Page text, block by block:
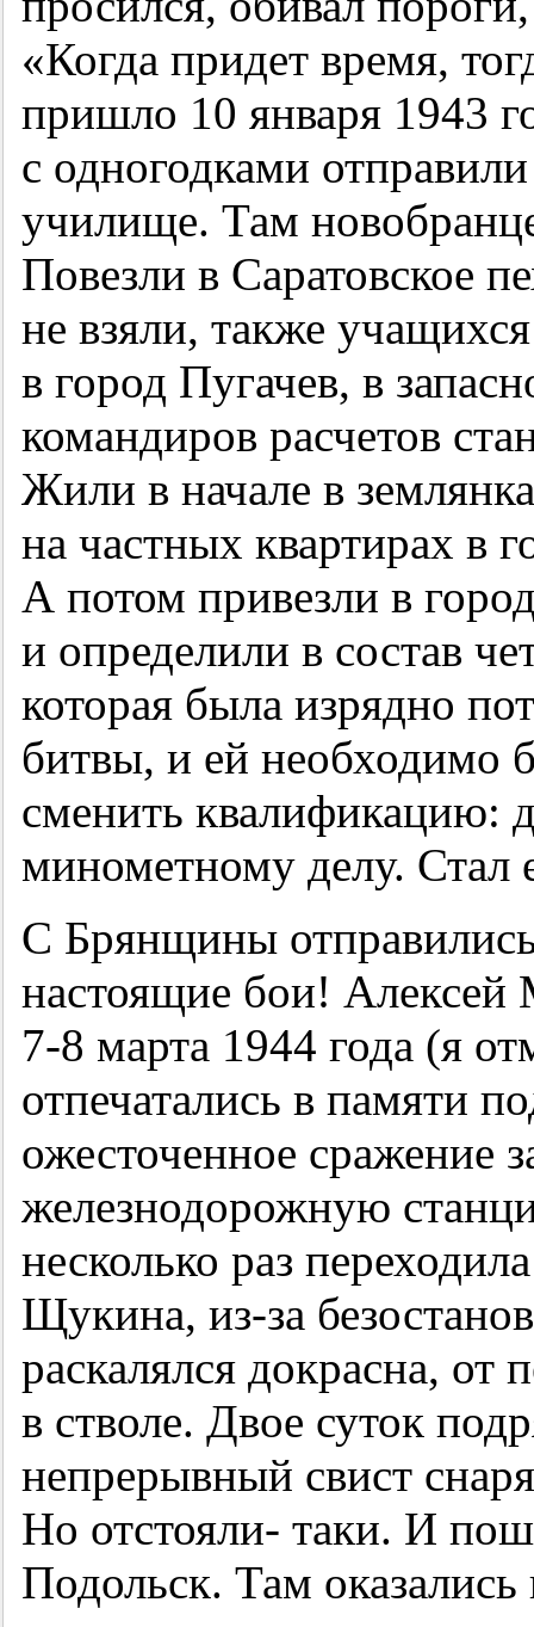
«Когда придет время,
пришло 10 января 1943
с одногодками
училище. Там
Повезли в Саратовское
не взяли, также
в город Пугачев, в
командиров расчетов
Жили в начале в
на частных квартирах в
А потом привезли в
и определили в состав
которая была изрядно
битвы, и ей необходимо
сменить квалификацию:
минометному делу. Стал
С Брянщины
настоящие бои! Алексей
7-8 марта 1944 года (я
отпечатались в памяти
ожесточенное сражение
железнодорожную
несколько раз
Щукина, из-за
раскалялся докрасна, от
в стволе. Двое суток
непрерывный свист
Но отстояли- таки. И
Подольск. Там